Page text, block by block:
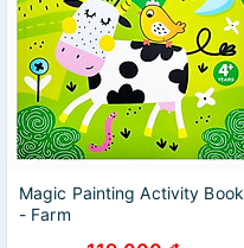
Magic Painting Activity Book
- Farm